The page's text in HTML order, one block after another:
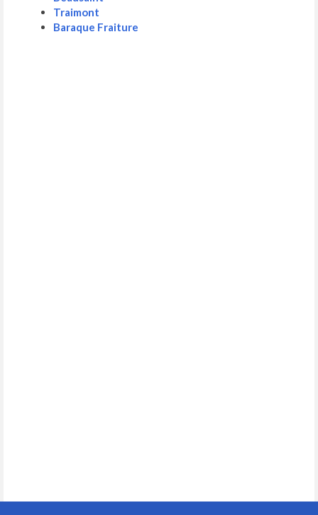
Traimont
Baraque Fraiture